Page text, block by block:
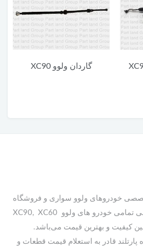
یونیت پایین چراغ جلو ولوو
تخصصی خودروهای ولوو سواری و فروشگاه
قطعات و لوازم یدکی اصلی تمامی خودرو های ولوو XC90, XC60
قادر به استعلام قیمت قطعات و